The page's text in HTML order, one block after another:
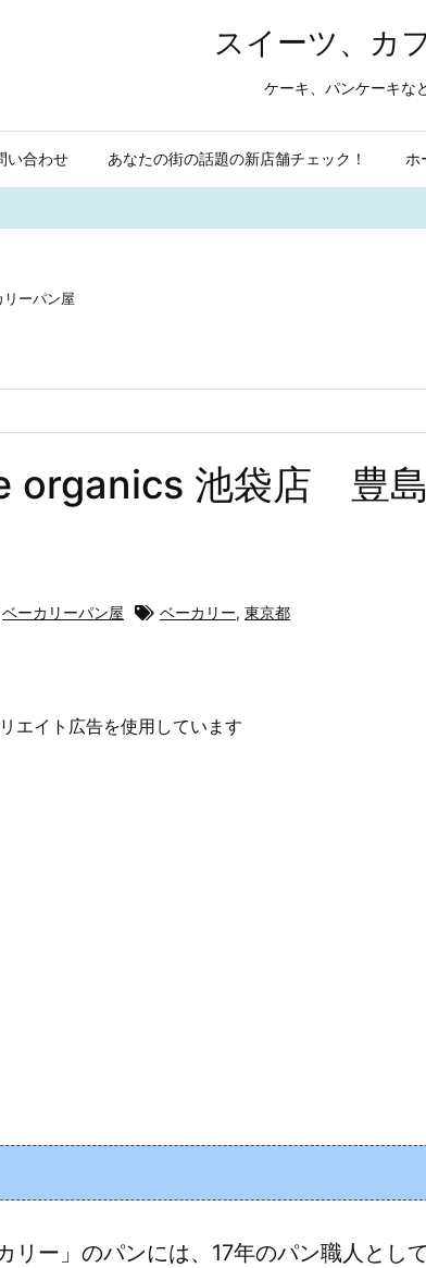
スイーツ、カ
ケーキ、パンケーキな
い合わせ あなたの街の話題の新店舗チェック！ ホ
リーパン屋
organics 池袋店 豊
ベーカリーパン屋 ベーカリー, 東京都
エイト広告を使用しています
リー」のパンには、17年のパン職人と